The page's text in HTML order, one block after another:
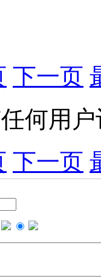
下一页
何用
下一页